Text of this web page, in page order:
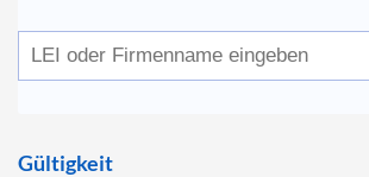
Gültigkeit